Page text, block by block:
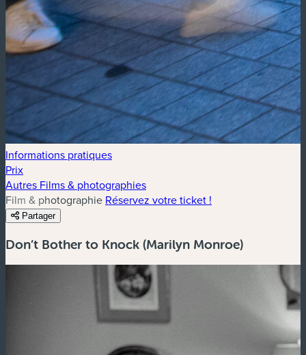
Informations pratiques
Prix
Autres Films & photographies
Film & photographie Réservez votre ticket !
Partager
Don’t Bother to Knock (Marilyn Monroe)